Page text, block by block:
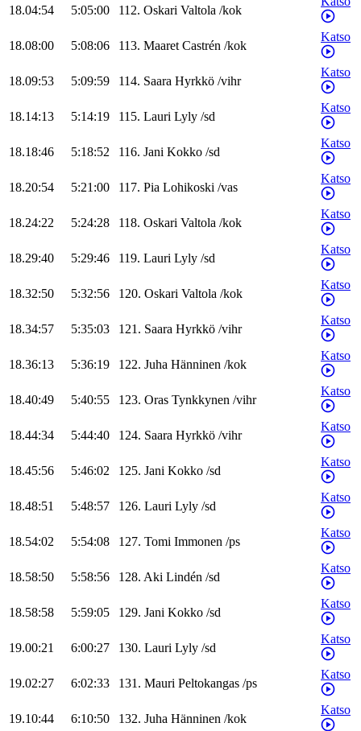
18.04:54 5:05:00 112. Oskari Valtola /kok
18.08:00 5:08:06 113. Maaret Castrén /kok
Katso
18.09:53 5:09:59 114. Saara Hyrkkö /vihr
Katso
18.14:13 5:14:19 115. Lauri Lyly /sd
Katso
18.18:46 5:18:52 116. Jani Kokko /sd
Katso
18.20:54 5:21:00 117. Pia Lohikoski /vas
Katso
18.24:22 5:24:28 118. Oskari Valtola /kok
Katso
18.29:40 5:29:46 119. Lauri Lyly /sd
Katso
18.32:50 5:32:56 120. Oskari Valtola /kok
Katso
18.34:57 5:35:03 121. Saara Hyrkkö /vihr
Katso
18.36:13 5:36:19 122. Juha Hänninen /kok
Katso
18.40:49 5:40:55 123. Oras Tynkkynen /vihr
Katso
18.44:34 5:44:40 124. Saara Hyrkkö /vihr
Katso
18.45:56 5:46:02 125. Jani Kokko /sd
Katso
18.48:51 5:48:57 126. Lauri Lyly /sd
Katso
18.54:02 5:54:08 127. Tomi Immonen /ps
Katso
18.58:50 5:58:56 128. Aki Lindén /sd
Katso
18.58:58 5:59:05 129. Jani Kokko /sd
Katso
19.00:21 6:00:27 130. Lauri Lyly /sd
Katso
19.02:27 6:02:33 131. Mauri Peltokangas /ps
Katso
19.10:44 6:10:50 132. Juha Hänninen /kok
Katso